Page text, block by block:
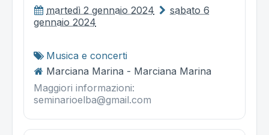
martedì 2 gennaio 2024
sabato 6
gennaio 2024
Musica e concerti
Marciana Marina - Marciana Marina
Maggiori informazioni:
seminarioelba@gmail.com